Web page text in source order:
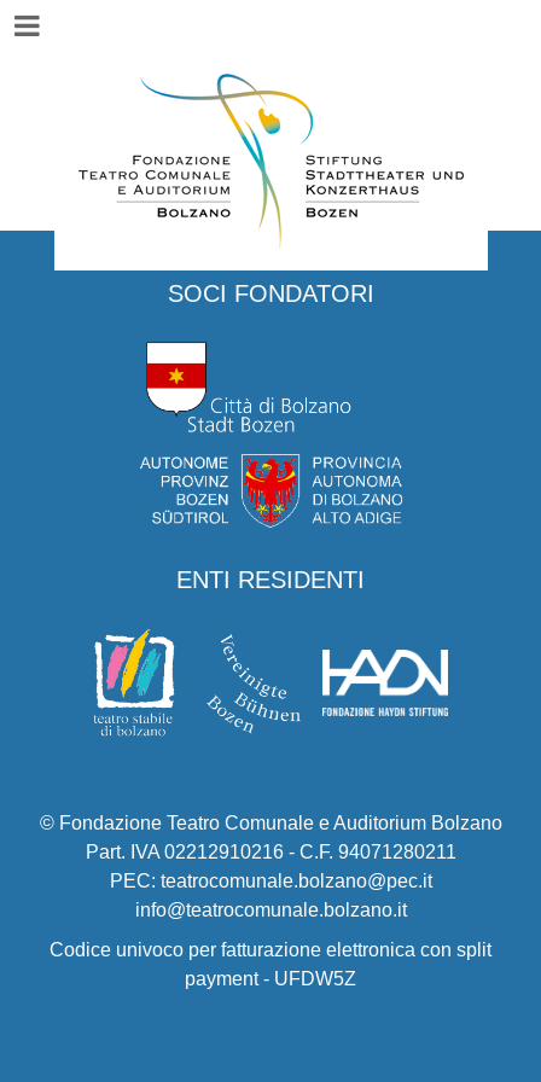
Menu
SOCI FONDATORI
ENTI RESIDENTI
© Fondazione Teatro Comunale e Auditorium Bolzano
Part. IVA 02212910216 - C.F. 94071280211
PEC: teatrocomunale.bolzano@pec.it
info@teatrocomunale.bolzano.it
Codice univoco per fatturazione elettronica con split
payment - UFDW5Z